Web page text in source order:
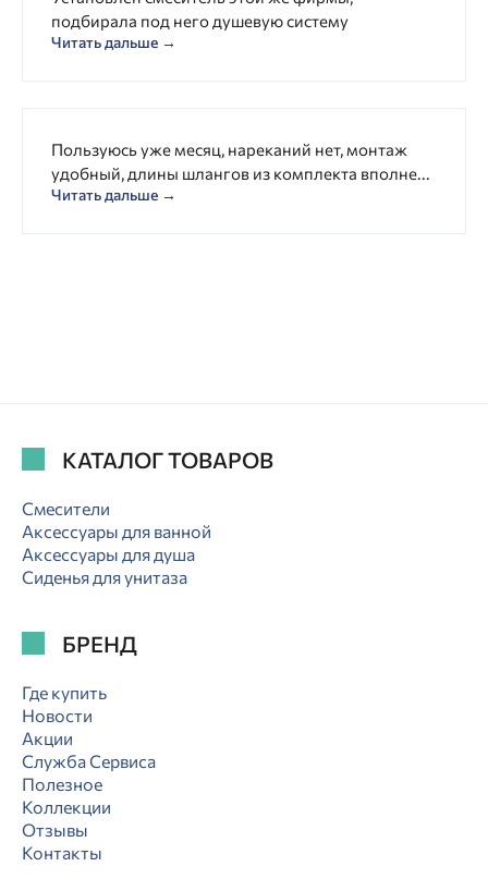
подбирала под него душевую систему
Читать дальше →
Пользуюсь уже месяц, нареканий нет, монтаж
удобный, длины шлангов из комплекта вполне...
Читать дальше →
КАТАЛОГ ТОВАРОВ
Смесители
Аксессуары для ванной
Аксессуары для душа
Сиденья для унитаза
БРЕНД
Где купить
Новости
Акции
Служба Сервиса
Полезное
Коллекции
Отзывы
Контакты